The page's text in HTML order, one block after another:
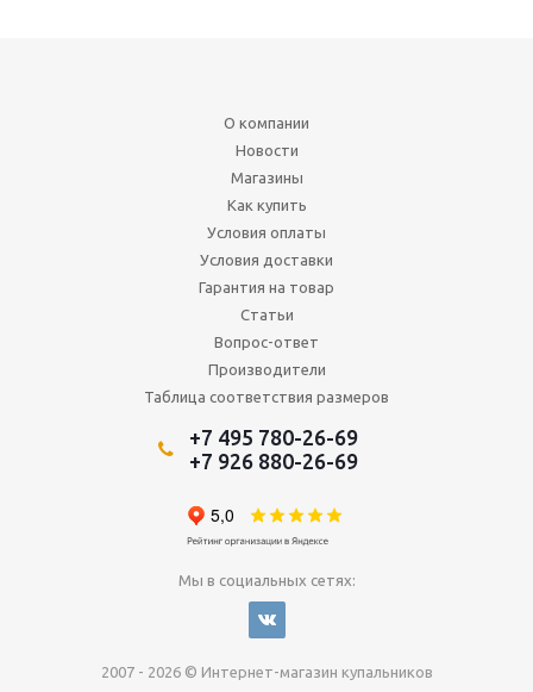
О компании
Новости
Магазины
Как купить
Условия оплаты
Условия доставки
Гарантия на товар
Статьи
Вопрос-ответ
Производители
Таблица соответствия размеров
+7 495 780-26-69
+7 926 880-26-69
Мы в социальных сетях:
2007 - 2026 © Интернет-магазин купальников